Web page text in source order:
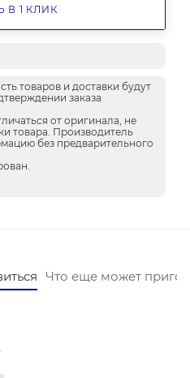
В 1 КЛИК
товаров и доставки будут
заказа
от оригинала, не
товара. Производитель
без предварительного
Что еще может